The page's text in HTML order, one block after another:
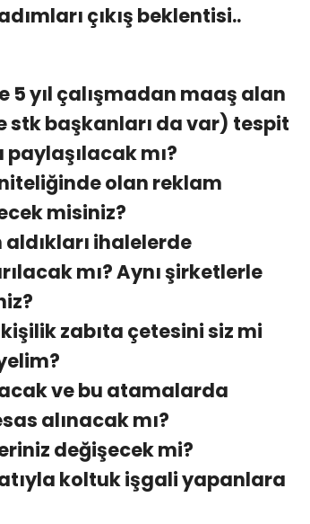
çıkış beklentisi..
yıl çalışmadan maaş alan
stk başkanları da var) tespit
mı?
niteliğinde olan reklam
misiniz?
ihalelerde
mı? Aynı şirketlerle
zabıta çetesini siz mi
ve bu atamalarda
alınacak mı?
değişecek mi?
koltuk işgali yapanlara